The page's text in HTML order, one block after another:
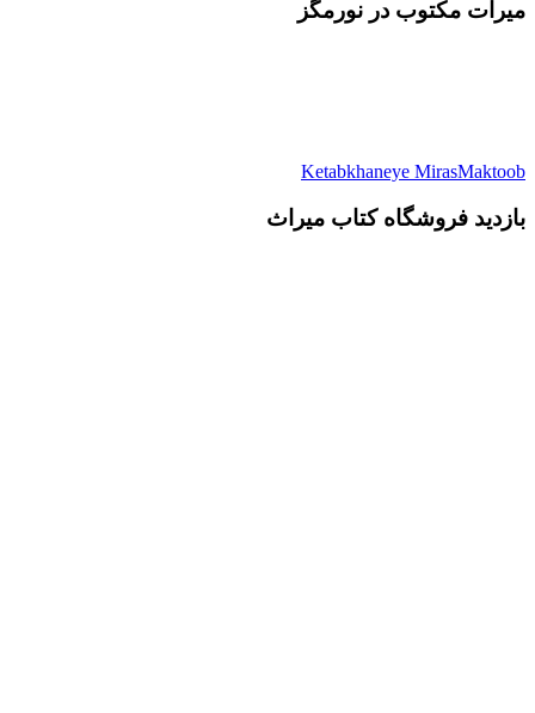
میرات مکتوب در نورمگز
Ketabkhaneye MirasMaktoob
بازدید فروشگاه کتاب میراث